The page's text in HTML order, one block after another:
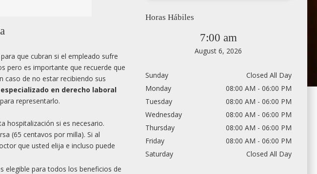
que cubran si el empleado sufre
pero es importante que recuerde que
caso de no estar recibiendo sus
en derecho laboral
representarlo.
hospitalización si es necesario.
(65 centavos por milla). Si al
que usted elija e incluso puede
elegible para todos los beneficios de
Horas Hábiles
7:00 am
August 6, 2026
Sunday
Closed All Day
Monday
08:00 AM - 06:00 PM
Tuesday
08:00 AM - 06:00 PM
Wednesday
08:00 AM - 06:00 PM
Thursday
08:00 AM - 06:00 PM
Friday
08:00 AM - 06:00 PM
Saturday
Closed All Day